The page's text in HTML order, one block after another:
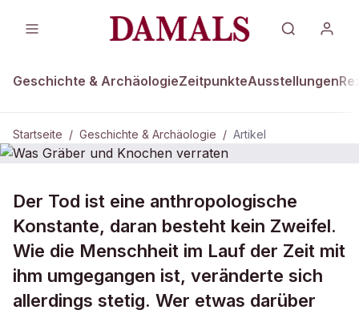
Geschichte & ArchäologieZeitpunkteAusstellungen
Startseite / Geschichte & Archäologie / Artikel
DAMALS Plus GESCHICHTE & ARCHÄOLOGIE
Was Gräber und Knochen verraten
Der Tod ist eine anthropologische
Konstante, daran besteht kein Zweifel.
Wie die Menschheit im Lauf der Zeit mit
ihm umgegangen ist, veränderte sich
allerdings stetig. Wer etwas darüber